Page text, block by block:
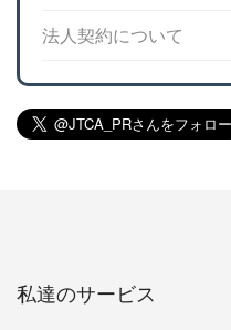
法人契約について
私達のサービス